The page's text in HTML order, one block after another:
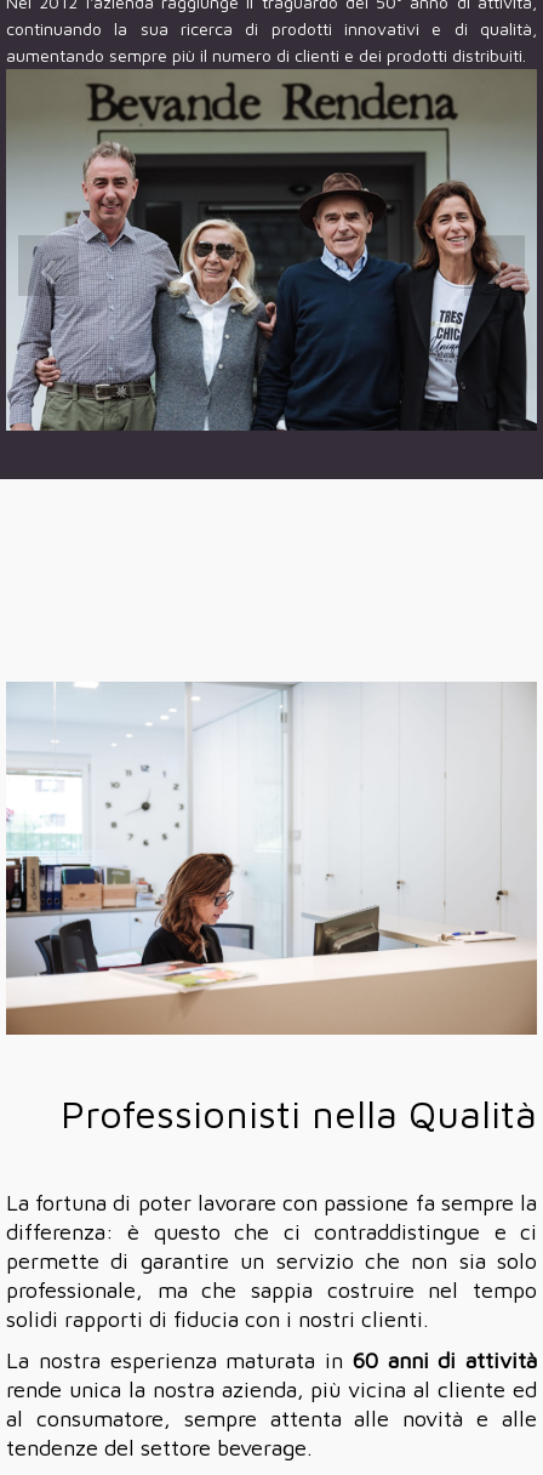
continuando la sua ricerca di prodotti innovativi e di qualità,
aumentando sempre più il numero di clienti e dei prodotti distribuiti.
›
‹
Professionisti nella Qualità
La fortuna di poter lavorare con passione fa sempre la
differenza: è questo che ci contraddistingue e ci
permette di garantire un servizio che non sia solo
professionale, ma che sappia costruire nel tempo
solidi rapporti di fiducia con i nostri clienti.
La nostra esperienza maturata in 60 anni di attività
rende unica la nostra azienda, più vicina al cliente ed
al consumatore, sempre attenta alle novità e alle
tendenze del settore beverage.